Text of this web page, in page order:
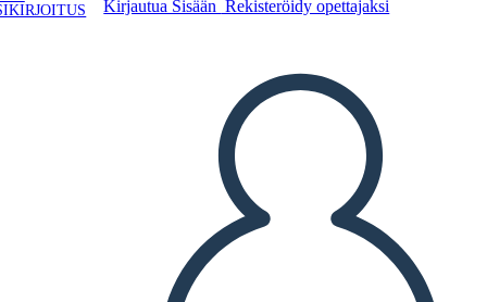
Kirjautua Sisään Rekisteröidy opettajaksi